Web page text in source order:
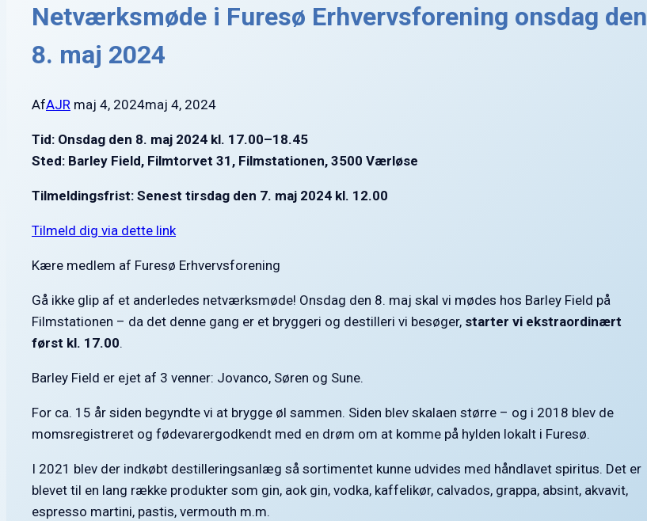
Netværksmøde i Furesø Erhvervsforening onsdag den
8. maj 2024
AfAJR maj 4, 2024maj 4, 2024
Tid: Onsdag den 8. maj 2024 kl. 17.00–18.45
Sted: Barley Field, Filmtorvet 31, Filmstationen, 3500 Værløse
Tilmeldingsfrist: Senest tirsdag den 7. maj 2024 kl. 12.00
Tilmeld dig via dette link
Kære medlem af Furesø Erhvervsforening
Gå ikke glip af et anderledes netværksmøde! Onsdag den 8. maj skal vi mødes hos Barley Field på
Filmstationen – da det denne gang er et bryggeri og destilleri vi besøger, starter vi ekstraordinært
først kl. 17.00.
Barley Field er ejet af 3 venner: Jovanco, Søren og Sune.
For ca. 15 år siden begyndte vi at brygge øl sammen. Siden blev skalaen større – og i 2018 blev de
momsregistreret og fødevarergodkendt med en drøm om at komme på hylden lokalt i Furesø.
I 2021 blev der indkøbt destilleringsanlæg så sortimentet kunne udvides med håndlavet spiritus. Det er
blevet til en lang række produkter som gin, aok gin, vodka, kaffelikør, calvados, grappa, absint, akvavit,
espresso martini, pastis, vermouth m.m.